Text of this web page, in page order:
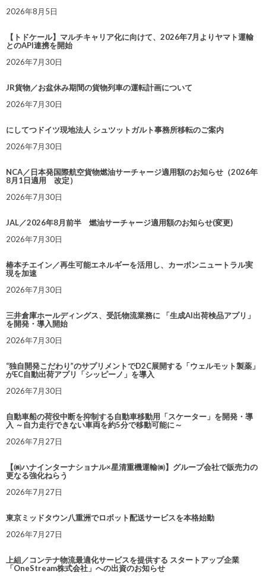
2026年8月5日
【トドケール】マルチキャリア化に向けて、2026年7月よりヤマト運輸
とのAPI連携を開始
2026年7月30日
JR貨物／お盆休み期間の貨物列車の運転計画について
2026年7月30日
にしてつドイツ現地法人 シュツットガルト事務所移転のご案内
2026年7月30日
NCA／日本発国際航空貨物燃油サーチャージ適用額のお知らせ（2026年
8月1日適用 改定）
2026年7月30日
JAL／2026年8月前半 燃油サーチャージ適用額のお知らせ(変更)
2026年7月30日
椿本チエイン／再生可能エネルギーを活用し、カーボンニュートラル実
現を加速
2026年7月30日
三井倉庫ホールディングス、受託物流業務に 「生成AI出荷検品アプリ」
を開発・導入開始
2026年7月30日
“独自開発こだわり”のサプリメントでD2C展開する「ウェルモット製薬」
がEC自動出荷アプリ「シッピーノ」を導入
2026年7月30日
自動車船の荷役中断を抑制する自動車移動用「スケーター」を開発・導
入 ～自力走行できない車両を約5分で移動可能に～
2026年7月27日
【㈱ハナインターナショナル×星清重機運輸㈱】グループ会社で販売力の
更なる強化ねらう
2026年7月27日
東京ミッドタウン八重洲でロボット配送サービスを本格始動
2026年7月27日
上組／コンテナ物流最適化サービスを提供する スタートアップ企業
「OneStream株式会社」への出資のお知らせ